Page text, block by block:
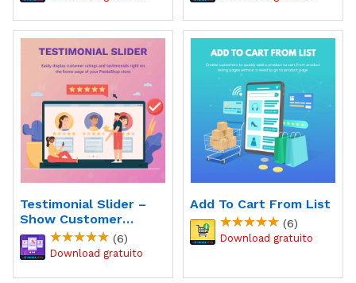
Testimonial Slider –
Show Customer
Reviews On Home
Page
(6)
Add To Cart From List
(6)